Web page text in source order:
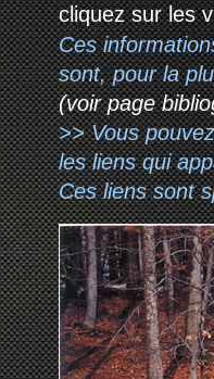
cliquez sur les
Ces
sont, pour la
(voir page
>> Vous
les liens qui
Ces liens sont